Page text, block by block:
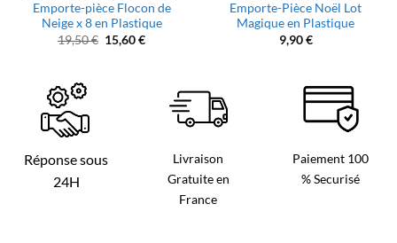
Emporte-pièce Flocon de
Neige x 8 en Plastique
19,50€ Le
prix
15,60€Le
Emporte-Pièce Noël Lot
Magique en Plastique
9,90€
Réponse sous
24H
Livraison
Gratuite en
France
Paiement 100
% Securisé